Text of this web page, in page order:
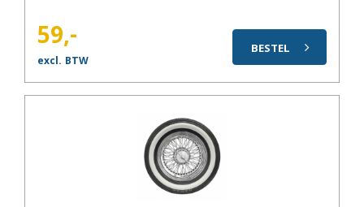
59,-
excl. BTW
BESTEL